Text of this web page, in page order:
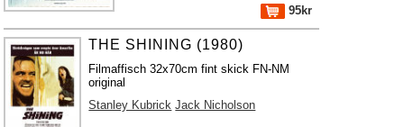
95kr
THE SHINING (1980)
Filmaffisch 32x70cm fint skick FN-NM
original
Stanley Kubrick Jack Nicholson